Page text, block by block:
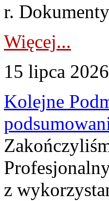
r.
Więcej...
15 lipca
Kolejne
z